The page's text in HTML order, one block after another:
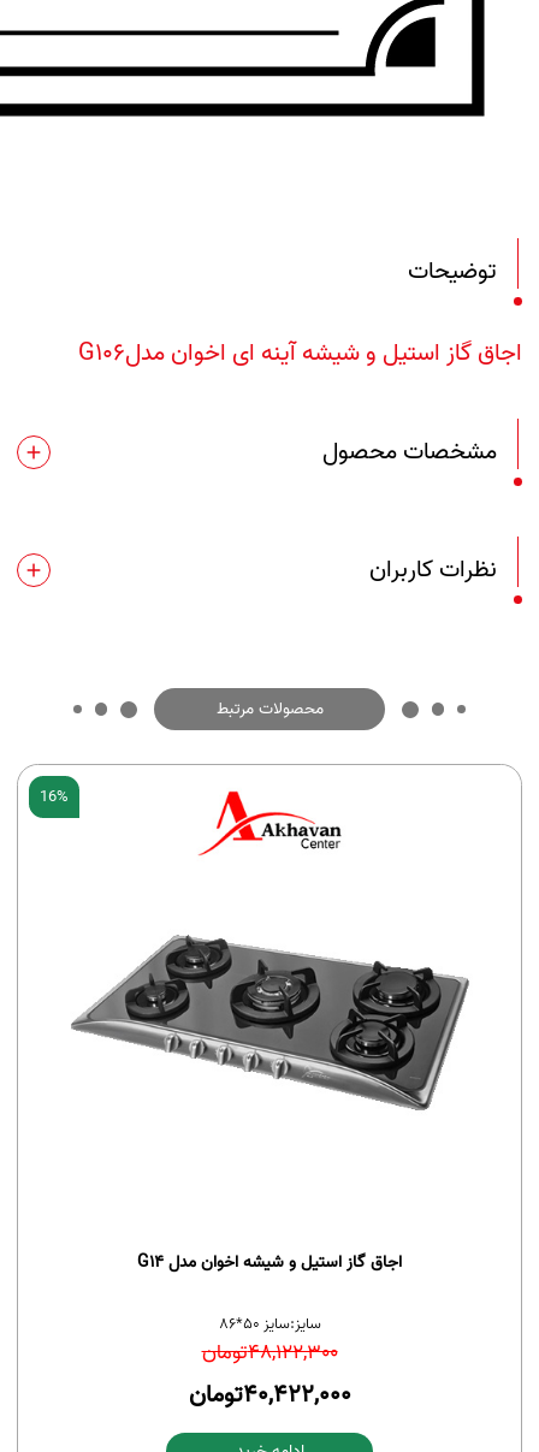
توضیحات
اجاق گاز استیل و شیشه آینه ای اخوان مدلG106
مشخصات محصول
نظرات کاربران
محصولات مرتبط
16%
اجاق گاز استیل و شیشه اخوان مدل G14
سایز:سایز 50*86
48,122,300تومان
40,422,000تومان